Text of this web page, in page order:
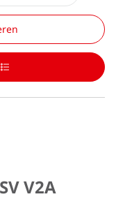
V2A